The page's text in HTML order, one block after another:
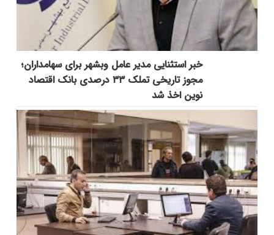
خبر استثنایی مدیر عامل وبشهر برای سهامداران؛
مجوز تاریخی تملک ۳۳ درصدی بانک اقتصاد
نوین اخذ شد